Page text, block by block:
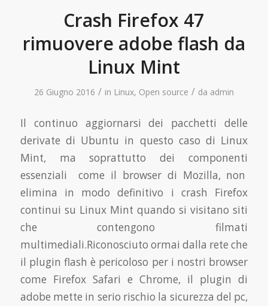
Crash Firefox 47
rimuovere adobe flash da
Linux Mint
26 Giugno 2016 / in Linux, Open source / da admin
Il continuo aggiornarsi dei pacchetti delle
derivate di Ubuntu in questo caso di Linux
Mint, ma soprattutto dei componenti
essenziali come il browser di Mozilla, non
elimina in modo definitivo i crash Firefox
continui su Linux Mint quando si visitano siti
che contengono filmati
multimediali.Riconosciuto ormai dalla rete che
il plugin flash è pericoloso per i nostri browser
come Firefox Safari e Chrome, il plugin di
adobe mette in serio rischio la sicurezza del pc,